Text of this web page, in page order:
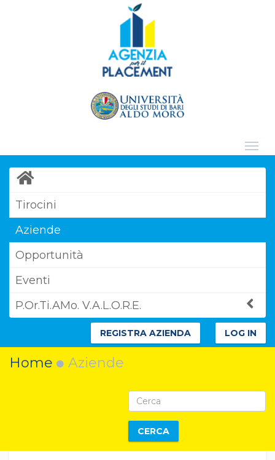
Tirocini
Aziende
Opportunità
Eventi
P.Or.Ti.AMo. V.A.L.O.R.E.
REGISTRA AZIENDA LOG IN
Home Aziende
CERCA